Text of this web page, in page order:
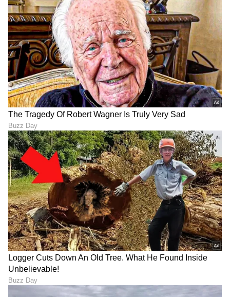
ಮುಕ್ತಗೊಳಿಸಿ.
Disclaimer: ಇದು ಪ್ರಾಯೋಜಿತ ಲೇಖನವಾಗಿದೆ. ಇದು
ಪಾವತಿ ಮಾಡಿರುವ ಪ್ರಕಟಣೆಯಾಗಿದ್ದು ಸಂಪಾದಕೀಯ
ಮಾರ್ಗದರ್ಶನದಲ್ಲಿಲ್ಲ. ಏಷ್ಯಾನೆಟ್‌ ಸುವರ್ಣನ್ಯೂಸ್‌ ಇದರ
ಯಾವುದೇ ಜವಾಬ್ದಾರಿ ಹೊಂದಿಲ್ಲ.